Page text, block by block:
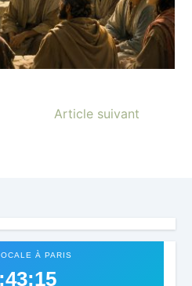
Article suivant
À PARIS